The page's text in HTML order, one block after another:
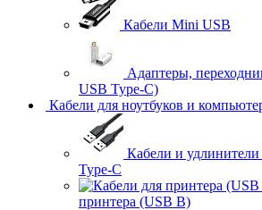
Кабели Mini USB
Адаптеры,
USB Type-C)
Кабели для ноутбуков и
Кабели и
Type-C
принтера (USB B)